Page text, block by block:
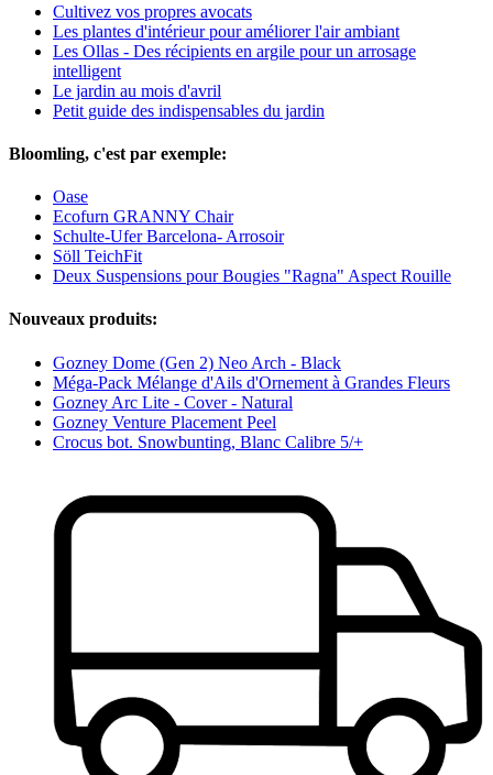
Cultivez vos propres avocats
Les plantes d'intérieur pour améliorer l'air ambiant
Les Ollas - Des récipients en argile pour un arrosage
intelligent
Le jardin au mois d'avril
Petit guide des indispensables du jardin
Bloomling, c'est par exemple:
Oase
Ecofurn GRANNY Chair
Schulte-Ufer Barcelona- Arrosoir
Söll TeichFit
Deux Suspensions pour Bougies "Ragna" Aspect Rouille
Nouveaux produits:
Gozney Dome (Gen 2) Neo Arch - Black
Méga-Pack Mélange d'Ails d'Ornement à Grandes Fleurs
Gozney Arc Lite - Cover - Natural
Gozney Venture Placement Peel
Crocus bot. Snowbunting, Blanc Calibre 5/+